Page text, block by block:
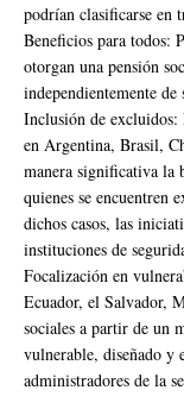
podrían clasificarse en
Beneficios para todos:
otorgan una pensión
independientemente
Inclusión de excluidos:
en Argentina, Brasil,
manera significativa la
quienes se encuentren
dichos casos, las
instituciones de
Focalización en
Ecuador, el Salvador,
sociales a partir de un
vulnerable, diseñado y
administradores de la